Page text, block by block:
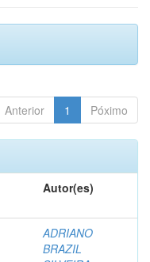
Anterior 1 Póximo
Autor(es)
ADRIANO
BRAZIL